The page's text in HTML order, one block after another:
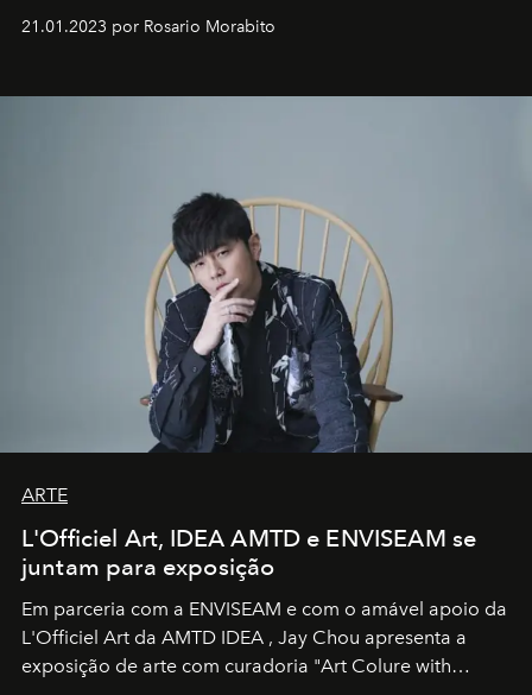
em rápida evolução e redefinindo o conceito de luxo
21.01.2023 por Rosario Morabito
ARTE
L'Officiel Art, IDEA AMTD e ENVISEAM se
juntam para exposição
Em parceria com a ENVISEAM e com o amável apoio da
L'Officiel Art da AMTD IDEA , Jay Chou apresenta a
exposição de arte com curadoria "Art Colure with